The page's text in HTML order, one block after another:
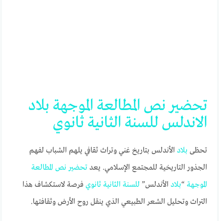
تحضير نص المطالعة الموجهة بلاد
الاندلس للسنة الثانية ثانوي
تحظى بلاد الأندلس بتاريخ غني وتراث ثقافي يلهم الشباب لفهم
الجذور التاريخية للمجتمع الإسلامي. يعدتحضير نص المطالعة
الموجهة “بلاد الأندلس” للسنة الثانية ثانوي فرصة لاستكشاف هذا
التراث وتحليل الشعر الطبيعي الذي ينقل روح الأرض وثقافتها.